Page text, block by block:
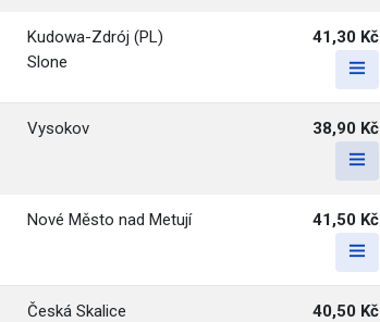
Kudowa-Zdrój (PL)
Slone
41,30 Kč
Vysokov 38,90 Kč
Nové Město nad Metují 41,50 Kč
Česká Skalice
40,50 Kč